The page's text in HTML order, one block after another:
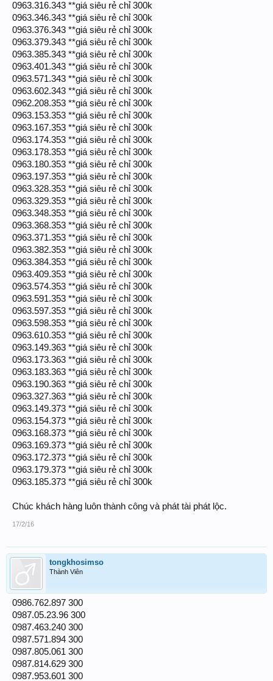
0963.316.343 **giá siêu rẻ chỉ 300k
0963.346.343 **giá siêu rẻ chỉ 300k
0963.376.343 **giá siêu rẻ chỉ 300k
0963.379.343 **giá siêu rẻ chỉ 300k
0963.385.343 **giá siêu rẻ chỉ 300k
0963.401.343 **giá siêu rẻ chỉ 300k
0963.571.343 **giá siêu rẻ chỉ 300k
0963.602.343 **giá siêu rẻ chỉ 300k
0962.208.353 **giá siêu rẻ chỉ 300k
0963.153.353 **giá siêu rẻ chỉ 300k
0963.167.353 **giá siêu rẻ chỉ 300k
0963.174.353 **giá siêu rẻ chỉ 300k
0963.178.353 **giá siêu rẻ chỉ 300k
0963.180.353 **giá siêu rẻ chỉ 300k
0963.197.353 **giá siêu rẻ chỉ 300k
0963.328.353 **giá siêu rẻ chỉ 300k
0963.329.353 **giá siêu rẻ chỉ 300k
0963.348.353 **giá siêu rẻ chỉ 300k
0963.368.353 **giá siêu rẻ chỉ 300k
0963.371.353 **giá siêu rẻ chỉ 300k
0963.382.353 **giá siêu rẻ chỉ 300k
0963.384.353 **giá siêu rẻ chỉ 300k
0963.409.353 **giá siêu rẻ chỉ 300k
0963.574.353 **giá siêu rẻ chỉ 300k
0963.591.353 **giá siêu rẻ chỉ 300k
0963.597.353 **giá siêu rẻ chỉ 300k
0963.598.353 **giá siêu rẻ chỉ 300k
0963.610.353 **giá siêu rẻ chỉ 300k
0963.149.363 **giá siêu rẻ chỉ 300k
0963.173.363 **giá siêu rẻ chỉ 300k
0963.183.363 **giá siêu rẻ chỉ 300k
0963.190.363 **giá siêu rẻ chỉ 300k
0963.327.363 **giá siêu rẻ chỉ 300k
0963.149.373 **giá siêu rẻ chỉ 300k
0963.154.373 **giá siêu rẻ chỉ 300k
0963.168.373 **giá siêu rẻ chỉ 300k
0963.169.373 **giá siêu rẻ chỉ 300k
0963.172.373 **giá siêu rẻ chỉ 300k
0963.179.373 **giá siêu rẻ chỉ 300k
0963.185.373 **giá siêu rẻ chỉ 300k
Chúc khách hàng luôn thành công và phát tài phát lộc.
17/2/16
tongkhosimso
Thành Viên
0986.762.897 300
0987.05.23.96 300
0987.463.240 300
0987.571.894 300
0987.805.061 300
0987.814.629 300
0987.953.601 300